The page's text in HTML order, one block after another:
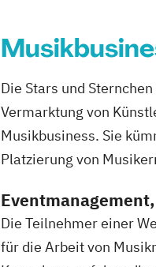
Die Stars und
Vermarktung von
Musikbusiness. Sie
Platzierung von
Die Teilnehmer einer
für die Arbeit von